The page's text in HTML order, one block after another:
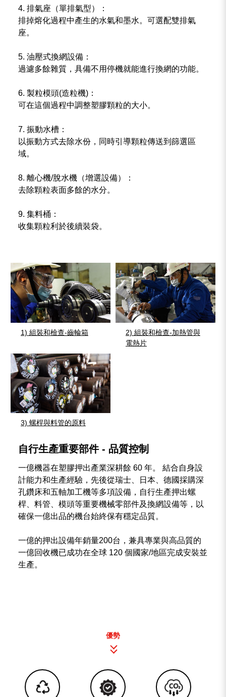
4. 排氣座（單排氣型）：
排掉熔化過程中產生的水氣和墨水。可選配雙排氣
座。
5. 油壓式換網設備：
過濾多餘雜質，具備不用停機就能進行換網的功能。
6. 製粒模頭(造粒機)：
可在這個過程中調整塑膠顆粒的大小。
7. 振動水槽：
以振動方式去除水份，同時引導顆粒傳送到篩選區
域。
8. 離心機/脫水機（增選設備）：
去除顆粒表面多餘的水分。
9. 集料桶：
收集顆粒利於後續裝袋。
1) 組裝和檢查-齒輪箱
2) 組裝和檢查-加熱管與
電熱片
3) 螺桿與料管的原料
自行生產重要部件 - 品質控制
一億機器在塑膠押出產業深耕餘 60 年。 結合自身設
計能力和生產經驗，先後從瑞士、日本、德國採購深
孔鑽床和五軸加工機等多項設備，自行生產押出螺
桿、料管、模頭等重要機械零部件及換網設備等，以
確保一億出品的機台始終保有穩定品質。
一億的押出設備年銷量200台，兼具專業與高品質的
一億回收機已成功在全球 120 個國家/地區完成安裝並
生產。
優勢